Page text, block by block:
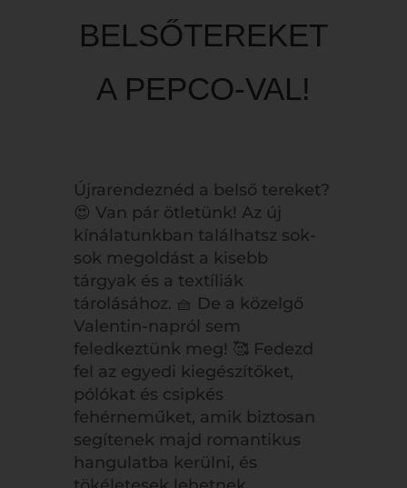
BELSŐTEREKET
A PEPCO-VAL!
Újrarendeznéd a belső tereket?
😍 Van pár ötletünk! Az új
kínálatunkban találhatsz sok-
sok megoldást a kisebb
tárgyak és a textíliák
tárolásához. 🧺 De a közelgő
Valentin-napról sem
feledkeztünk meg! 🥰 Fedezd
fel az egyedi kiegészítőket,
pólókat és csipkés
fehérneműket, amik biztosan
segítenek majd romantikus
hangulatba kerülni, és